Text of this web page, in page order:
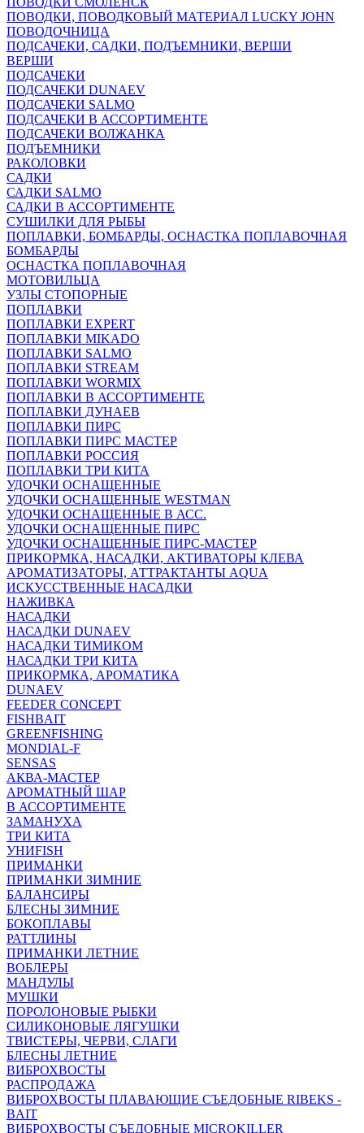
ПОВОДКИ, ПОВОДКОВЫЙ МАТЕРИАЛ LUCKY JOHN
ПОВОДОЧНИЦА
ПОДСАЧЕКИ, САДКИ, ПОДЪЕМНИКИ, ВЕРШИ
ВЕРШИ
ПОДСАЧЕКИ
ПОДСАЧЕКИ DUNAEV
ПОДСАЧЕКИ SALMO
ПОДСАЧЕКИ В АССОРТИМЕНТЕ
ПОДСАЧЕКИ ВОЛЖАНКА
ПОДЪЕМНИКИ
РАКОЛОВКИ
САДКИ
САДКИ SALMO
САДКИ В АССОРТИМЕНТЕ
СУШИЛКИ ДЛЯ РЫБЫ
ПОПЛАВКИ, БОМБАРДЫ, ОСНАСТКА ПОПЛАВОЧНАЯ
БОМБАРДЫ
ОСНАСТКА ПОПЛАВОЧНАЯ
МОТОВИЛЬЦА
УЗЛЫ СТОПОРНЫЕ
ПОПЛАВКИ
ПОПЛАВКИ EXPERT
ПОПЛАВКИ MIKADO
ПОПЛАВКИ SALMO
ПОПЛАВКИ STREAM
ПОПЛАВКИ WORMIX
ПОПЛАВКИ В АССОРТИМЕНТЕ
ПОПЛАВКИ ДУНАЕВ
ПОПЛАВКИ ПИРС
ПОПЛАВКИ ПИРС МАСТЕР
ПОПЛАВКИ РОССИЯ
ПОПЛАВКИ ТРИ КИТА
УДОЧКИ ОСНАЩЕННЫЕ
УДОЧКИ ОСНАЩЕННЫЕ WESTMAN
УДОЧКИ ОСНАЩЕННЫЕ В АСС.
УДОЧКИ ОСНАЩЕННЫЕ ПИРС
УДОЧКИ ОСНАЩЕННЫЕ ПИРС-МАСТЕР
ПРИКОРМКА, НАСАДКИ, АКТИВАТОРЫ КЛЕВА
АРОМАТИЗАТОРЫ, АТТРАКТАНТЫ AQUA
ИСКУССТВЕННЫЕ НАСАДКИ
НАЖИВКА
НАСАДКИ
НАСАДКИ DUNAEV
НАСАДКИ ТИМИКОМ
НАСАДКИ ТРИ КИТА
ПРИКОРМКА, АРОМАТИКА
DUNAEV
FEEDER CONCEPT
FISHBAIT
GREENFISHING
MONDIAL-F
SENSAS
АКВА-МАСТЕР
АРОМАТНЫЙ ШАР
В АССОРТИМЕНТЕ
ЗАМАНУХА
ТРИ КИТА
УНИFISH
ПРИМАНКИ
ПРИМАНКИ ЗИМНИЕ
БАЛАНСИРЫ
БЛЕСНЫ ЗИМНИЕ
БОКОПЛАВЫ
РАТТЛИНЫ
ПРИМАНКИ ЛЕТНИЕ
ВОБЛЕРЫ
МАНДУЛЫ
МУШКИ
ПОРОЛОНОВЫЕ РЫБКИ
СИЛИКОНОВЫЕ ЛЯГУШКИ
ТВИСТЕРЫ, ЧЕРВИ, СЛАГИ
БЛЕСНЫ ЛЕТНИЕ
ВИБРОХВОСТЫ
РАСПРОДАЖА
ВИБРОХВОСТЫ ПЛАВАЮЩИЕ СЪЕДОБНЫЕ RIBEKS -
BAIT
ВИБРОХВОСТЫ СЪЕДОБНЫЕ MICROKILLER